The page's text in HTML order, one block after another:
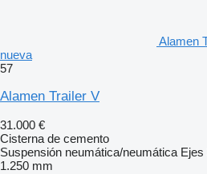
Alamen
nueva
57
Alamen Trailer V
31.000 €
Cisterna de cemento
Suspensión neumática/neumática Ejes
1.250 mm